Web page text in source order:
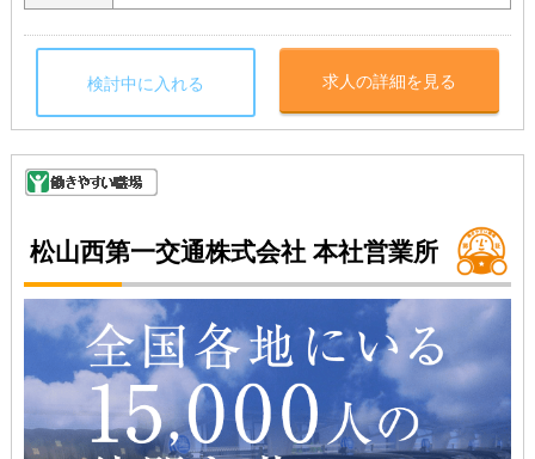
検討中に入れる 求人の詳細を見る
松山西第一交通株式会社 本社営業所